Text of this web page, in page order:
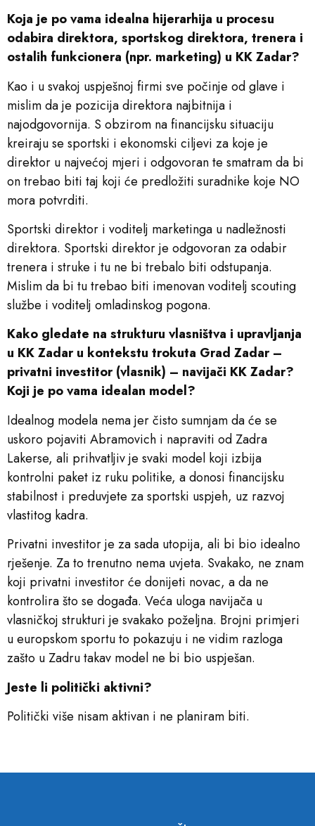
Koja je po vama idealna hijerarhija u procesu
odabira direktora, sportskog direktora, trenera i
ostalih funkcionera (npr. marketing) u KK Zadar?
Kao i u svakoj uspješnoj firmi sve počinje od glave i
mislim da je pozicija direktora najbitnija i
najodgovornija. S obzirom na financijsku situaciju
kreiraju se sportski i ekonomski ciljevi za koje je
direktor u najvećoj mjeri i odgovoran te smatram da bi
on trebao biti taj koji će predložiti suradnike koje NO
mora potvrditi.
Sportski direktor i voditelj marketinga u nadležnosti
direktora. Sportski direktor je odgovoran za odabir
trenera i struke i tu ne bi trebalo biti odstupanja.
Mislim da bi tu trebao biti imenovan voditelj scouting
službe i voditelj omladinskog pogona.
Kako gledate na strukturu vlasništva i upravljanja
u KK Zadar u kontekstu trokuta Grad Zadar –
privatni investitor (vlasnik) – navijači KK Zadar?
Koji je po vama idealan model?
Idealnog modela nema jer čisto sumnjam da će se
uskoro pojaviti Abramovich i napraviti od Zadra
Lakerse, ali prihvatljiv je svaki model koji izbija
kontrolni paket iz ruku politike, a donosi financijsku
stabilnost i preduvjete za sportski uspjeh, uz razvoj
vlastitog kadra.
Privatni investitor je za sada utopija, ali bi bio idealno
rješenje. Za to trenutno nema uvjeta. Svakako, ne znam
koji privatni investitor će donijeti novac, a da ne
kontrolira što se događa. Veća uloga navijača u
vlasničkoj strukturi je svakako poželjna. Brojni primjeri
u europskom sportu to pokazuju i ne vidim razloga
zašto u Zadru takav model ne bi bio uspješan.
Jeste li politički aktivni?
Politički više nisam aktivan i ne planiram biti.